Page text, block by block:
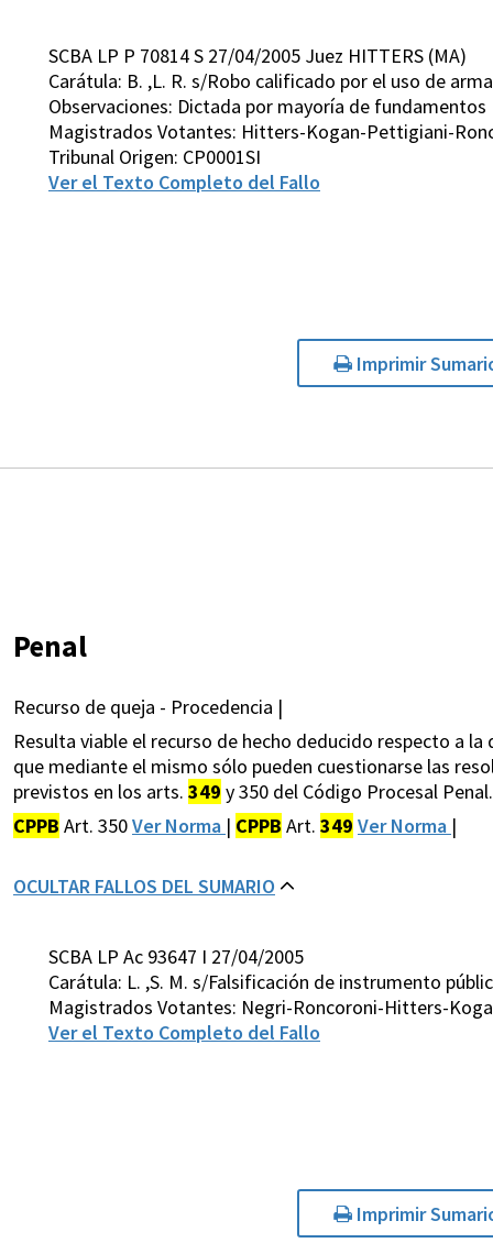
SCBA LP P 70814 S 27/04/2005 Juez HITTERS (MA)
Carátula: B. ,L. R. s/Robo calificado por el uso de
Observaciones: Dictada por mayoría de fundamentos
Magistrados Votantes: Hitters-Kogan-Pettigiani-
Tribunal Origen: CP0001SI
Ver el Texto Completo del Fallo
Imprimir
Penal
Recurso de queja - Procedencia |
Resulta viable el recurso de hecho deducido respecto a
que mediante el mismo sólo pueden cuestionarse las
previstos en los arts. 349 y 350 del Código Procesal Penal.
CPPB Art. 350Ver Norma | CPPB Art. 349 Ver Norma |
OCULTAR FALLOS DEL SUMARIO
SCBA LP Ac 93647 I 27/04/2005
Carátula: L. ,S. M. s/Falsificación de instrumento
Magistrados Votantes: Negri-Roncoroni-Hitters-
Ver el Texto Completo del Fallo
Imprimir